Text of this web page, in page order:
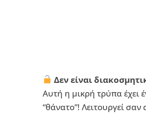
Δεν είναι
Αυτή η μικρή τρύπα
“θάνατο”! Λειτουργεί